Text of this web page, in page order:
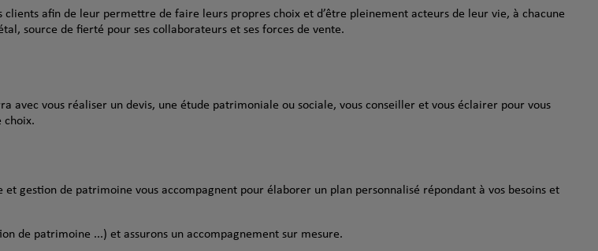
afin de leur permettre de faire leurs propres choix et d’être pleinement acteurs de leur vie, à chacune
source de fierté pour ses collaborateurs et ses forces de vente.
avec vous réaliser un devis, une étude patrimoniale ou sociale, vous conseiller et vous éclairer pour vous
choix.
gestion de patrimoine vous accompagnent pour élaborer un plan personnalisé répondant à vos besoins et
de patrimoine ...) et assurons un accompagnement sur mesure.